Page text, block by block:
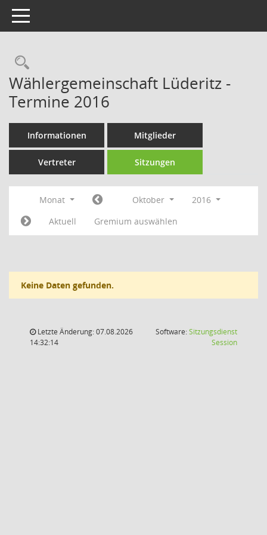
Toggle navigation
Rechercheauswahl
Wählergemeinschaft Lüderitz -
Termine 2016
Informationen Mitglieder
Vertreter Sitzungen
Monat Oktober
2016
Aktuell
Gremium auswählen
Keine Daten gefunden.
Letzte Änderung: 07.08.2026
14:32:14
Software:Sitzungsdienst
Session(Wird in